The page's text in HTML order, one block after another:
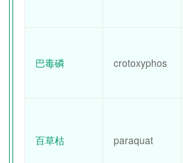
巴毒磷 crotoxyphos
百草枯 paraquat